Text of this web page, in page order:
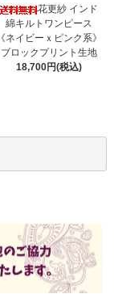
花更紗 インド
綿キルトワンピース
《ネイビーｘピンク系》
ブロックプリント生地
18,700円(税込)